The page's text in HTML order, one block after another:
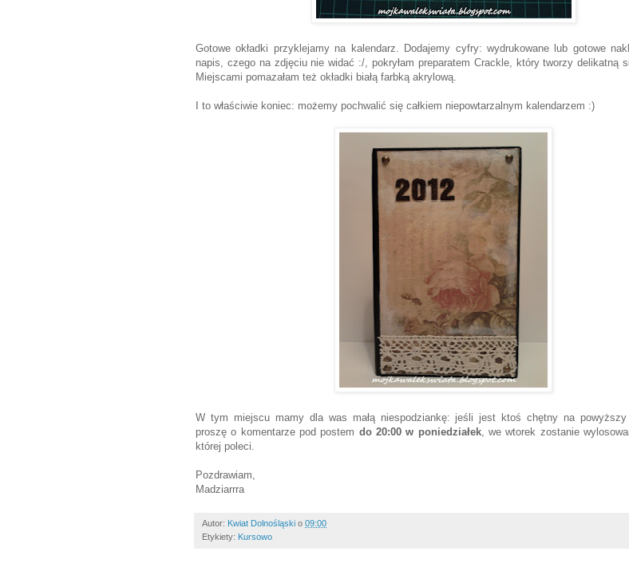
Gotowe okładki przyklejamy na kalendarz. Dodajemy cyfry: wydrukowane lub gotowe
napis, czego na zdjęciu nie widać :/, pokryłam preparatem Crackle, który tworzy delikatną
Miejscami pomazałam też okładki białą farbką akrylową.
I to właściwie koniec: możemy pochwalić się całkiem niepowtarzalnym kalendarzem :)
W tym miejscu mamy dla was małą niespodziankę: jeśli jest ktoś chętny na powyższy
proszę o komentarze pod postem do 20:00 w poniedziałek, we wtorek zostanie
której poleci.
Pozdrawiam,
Madziarrra
Autor: Kwiat Dolnośląski o 09:00
Etykiety: Kursowo